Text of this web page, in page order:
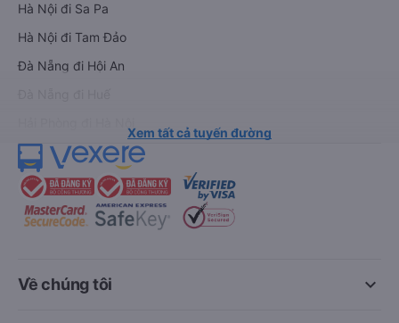
Hà Nội đi Sa Pa
Hà Nội đi Tam Đảo
Đà Nẵng đi Hội An
Xem tất cả tuyến đường
keyboard_arrow_down
Về chúng tôi